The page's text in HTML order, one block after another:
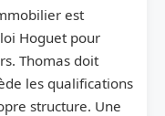
est
Hoguet pour
Thomas doit
les qualifications
structure. Une